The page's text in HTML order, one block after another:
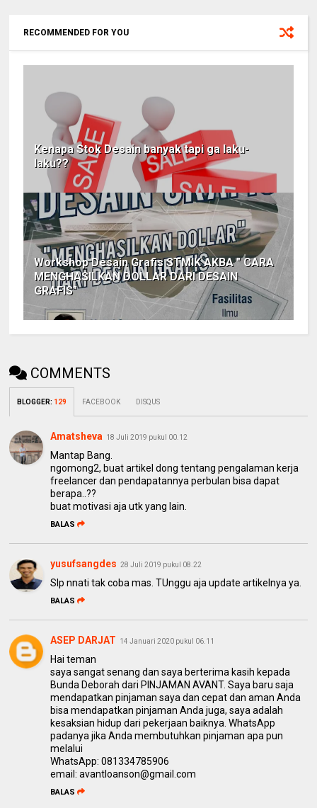
RECOMMENDED FOR YOU
Kenapa Stok Desain banyak tapi ga laku-
laku??
Workshop Desain Grafis STMIK AKBA " CARA
MENGHASILKAN DOLLAR DARI DESAIN
GRAFIS"
COMMENTS
BLOGGER: 129 FACEBOOK DISQUS
Amatsheva 18 Juli 2019 pukul 00.12
Mantap Bang.
ngomong2, buat artikel dong tentang pengalaman kerja
freelancer dan pendapatannya perbulan bisa dapat
berapa..??
buat motivasi aja utk yang lain.
BALAS
yusufsangdes 28 Juli 2019 pukul 08.22
SIp nnati tak coba mas. TUnggu aja update artikelnya ya.
BALAS
ASEP DARJAT 14 Januari 2020 pukul 06.11
Hai teman
saya sangat senang dan saya berterima kasih kepada
Bunda Deborah dari PINJAMAN AVANT. Saya baru saja
mendapatkan pinjaman saya dan cepat dan aman Anda
bisa mendapatkan pinjaman Anda juga, saya adalah
kesaksian hidup dari pekerjaan baiknya. WhatsApp
padanya jika Anda membutuhkan pinjaman apa pun
melalui
WhatsApp: 081334785906
email: avantloanson@gmail.com
BALAS